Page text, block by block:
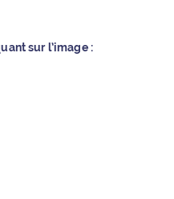
sur l’image :